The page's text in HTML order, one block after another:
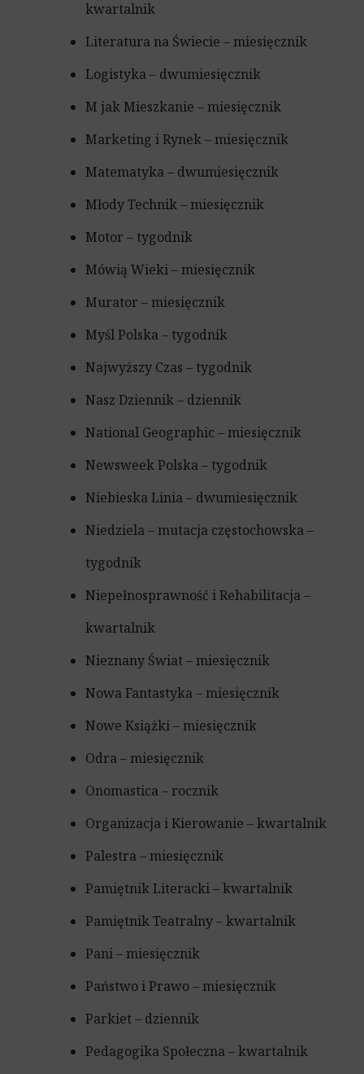
kwartalnik
Literatura na Świecie – miesięcznik
Logistyka – dwumiesięcznik
M jak Mieszkanie – miesięcznik
Marketing i Rynek – miesięcznik
Matematyka – dwumiesięcznik
Młody Technik – miesięcznik
Motor – tygodnik
Mówią Wieki – miesięcznik
Murator – miesięcznik
Myśl Polska – tygodnik
Najwyższy Czas – tygodnik
Nasz Dziennik – dziennik
National Geographic – miesięcznik
Newsweek Polska – tygodnik
Niebieska Linia – dwumiesięcznik
Niedziela – mutacja częstochowska –
tygodnik
Niepełnosprawność i Rehabilitacja –
kwartalnik
Nieznany Świat – miesięcznik
Nowa Fantastyka – miesięcznik
Nowe Książki – miesięcznik
Odra – miesięcznik
Onomastica – rocznik
Organizacja i Kierowanie – kwartalnik
Palestra – miesięcznik
Pamiętnik Literacki – kwartalnik
Pamiętnik Teatralny – kwartalnik
Pani – miesięcznik
Państwo i Prawo – miesięcznik
Parkiet – dziennik
Pedagogika Społeczna – kwartalnik